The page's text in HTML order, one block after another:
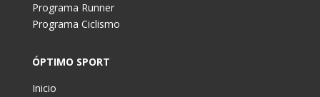
Programa Runner
Programa Ciclismo
ÓPTIMO SPORT
Inicio